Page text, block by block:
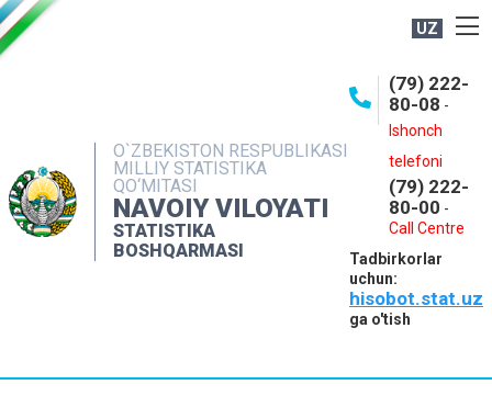
UZ
O`ZBEKISTON RESPUBLIKASI
MILLIY STATISTIKA
QO‘MITASI
NAVOIY VILOYATI
STATISTIKA
BOSHQARMASI
(79) 222-
80-08 -
Ishonch
telefoni
(79) 222-
80-00 -
Call Centre
Tadbirkorlar
uchun:
hisobot.stat.uz
ga o'tish
OCHIQ MA'LUMOTLAR
INTERAKTIV XIZMATLAR
MUROJAATLAR